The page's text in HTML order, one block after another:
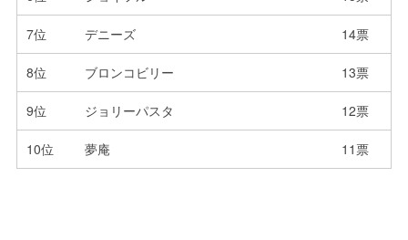
7位 デニーズ 14票
8位 ブロンコビリー 13票
9位 ジョリーパスタ 12票
10位 夢庵 11票